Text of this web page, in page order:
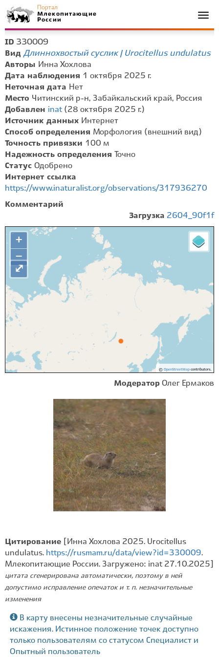
Портал
Млекопитающие
России
ID 330009
Вид Длиннохвостый суслик | Urocitellus undulatus
Авторы Инна Хохлова
Дата наблюдения 1 октября 2025 г.
Неточная дата Нет
Место Читинский р-н, Забайкальский край, Россия
Добавлен inat (28 октября 2025 г.)
Источник данных Интернет
Способ определения Морфология (внешний вид)
Точность привязки 100 м
Надежность определения
Точно
Статус Одобрено
Интернет ссылка
https://www.inaturalist.org/observations/317936270
Комментарий
Загрузка 2604_90f1f
+
−
© OpenStreetMapcontributors.
⤢
Модератор Олег Ермаков
Цитирование
[Инна Хохлова 2025. Urocitellus
undulatus. https://rusmam.ru/data/view?id=330009.
Млекопитающие России. Загружено: inat 27.10.2025]
цитата сгенерирована автоматически, поэтому в ней
допустимо исправление опечаток и т. п. незначительные
изменения
В карту внесены незначительные случайные
искажения. Истинное положение точек доступно
только пользователям со статусом Специалист и
Опытный пользователь